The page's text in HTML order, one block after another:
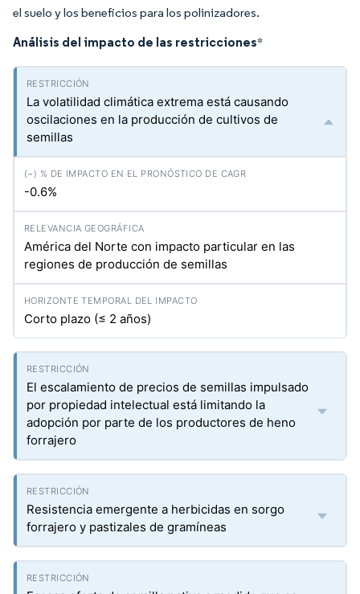
el suelo y los beneficios para los polinizadores.
Análisis del impacto de las restricciones*
La volatilidad climática extrema está causando
oscilaciones en la producción de cultivos de
semillas
-0.6%
América del Norte con impacto particular en las
regiones de producción de semillas
Corto plazo (≤ 2 años)
El escalamiento de precios de semillas impulsado
por propiedad intelectual está limitando la
adopción por parte de los productores de heno
forrajero
Resistencia emergente a herbicidas en sorgo
forrajero y pastizales de gramíneas